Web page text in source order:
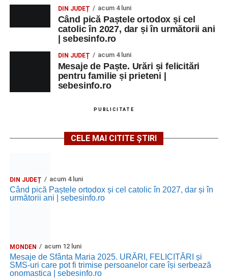
DIN JUDEȚ acum 4 luni
Când pică Paștele ortodox și cel
catolic în 2027, dar și în următorii ani
| sebesinfo.ro
DIN JUDEȚ acum 4 luni
Mesaje de Paște. Urări și felicitări
pentru familie și prieteni |
sebesinfo.ro
PUBLICITATE
CELE MAI CITITE ȘTIRI
DIN JUDEȚ acum 4 luni
Când pică Paștele ortodox și cel catolic în 2027, dar și în
următorii ani | sebesinfo.ro
MONDEN acum 12 luni
Mesaje de Sfânta Maria 2025. URĂRI, FELICITĂRI și
SMS-uri care pot fi trimise persoanelor care își serbează
onomastica | sebesinfo.ro